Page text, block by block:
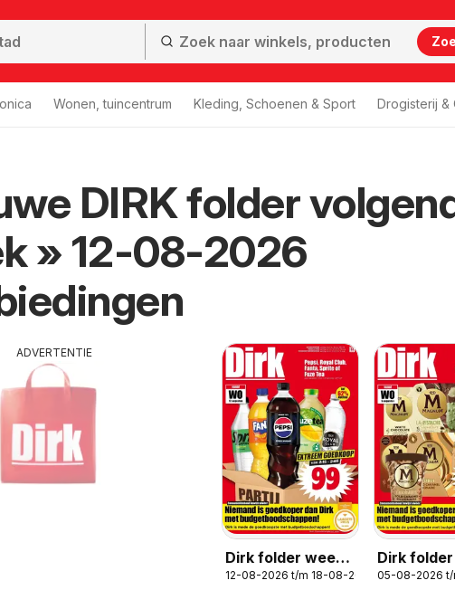
Wonen, tuincentrum Kleding, Schoenen & Sport Drogisterij &
DIRK folder
» 12-08-2026
ADVERTENTIE
Dirk folder week
33
12-08-2026 t/m 18-08-2026
Dirk
32
05-08-2026 t/